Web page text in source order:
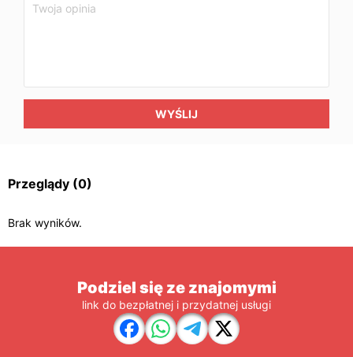
WYŚLIJ
Przeglądy (0)
Brak wyników.
Podziel się ze znajomymi
link do bezpłatnej i przydatnej usługi